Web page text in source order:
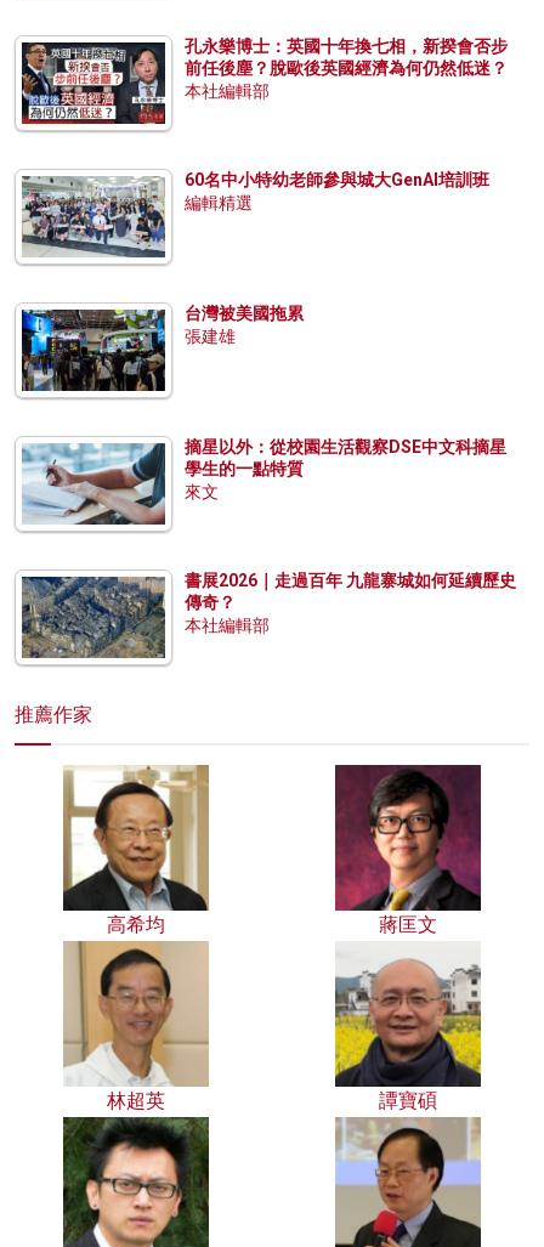
孔永樂博士：英國十年換七相，新揆會否步
前任後塵？脫歐後英國經濟為何仍然低迷？
本社編輯部
60名中小特幼老師參與城大GenAI培訓班
編輯精選
台灣被美國拖累
張建雄
摘星以外：從校園生活觀察DSE中文科摘星
學生的一點特質
來文
書展2026｜走過百年 九龍寨城如何延續歷史
傳奇？
本社編輯部
推薦作家
高希均 蔣匡文
林超英 譚寶碩